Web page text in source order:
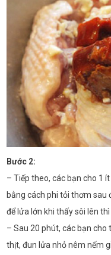
Bước 2:
– Tiếp theo, các bạn cho 1
bằng cách phi tỏi thơm sau
để lửa lớn khi thấy sôi lên
– Sau 20 phút, các bạn
thịt, đun lửa nhỏ nêm nếm